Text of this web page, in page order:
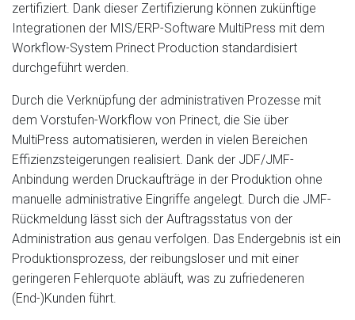
zertifiziert. Dank dieser Zertifizierung können zukünftige
Integrationen der MIS/ERP-Software MultiPress mit dem
Workflow-System Prinect Production standardisiert
durchgeführt werden.
Durch die Verknüpfung der administrativen Prozesse mit
dem Vorstufen-Workflow von Prinect, die Sie über
MultiPress automatisieren, werden in vielen Bereichen
Effizienzsteigerungen realisiert. Dank der JDF/JMF-
Anbindung werden Druckaufträge in der Produktion ohne
manuelle administrative Eingriffe angelegt. Durch die JMF-
Rückmeldung lässt sich der Auftragsstatus von der
Administration aus genau verfolgen. Das Endergebnis ist ein
Produktionsprozess, der reibungsloser und mit einer
geringeren Fehlerquote abläuft, was zu zufriedeneren
(End-)Kunden führt.